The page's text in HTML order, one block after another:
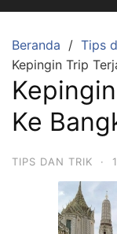
Beranda
Tips
Kepingin Trip
Ke
TIPS DAN TRIK ·